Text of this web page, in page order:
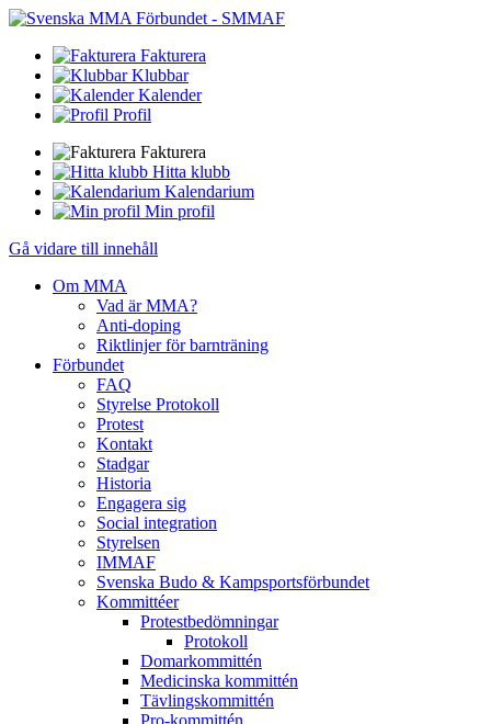
Fakturera
Klubbar
Kalender
Profil
Fakturera
Hitta klubb
Kalendarium
Min profil
Gå vidare till innehåll
Om MMA
Vad är MMA?
Anti-doping
Riktlinjer för barnträning
Förbundet
FAQ
Styrelse Protokoll
Protest
Kontakt
Stadgar
Historia
Engagera sig
Social integration
Styrelsen
IMMAF
Svenska Budo & Kampsportsförbundet
Kommittéer
Protestbedömningar
Protokoll
Domarkommittén
Medicinska kommittén
Tävlingskommittén
Pro-kommittén